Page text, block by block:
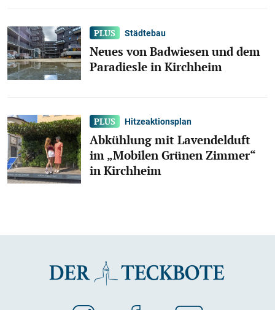
Städtebau
Neues von Badwiesen und dem
Paradiesle in Kirchheim
Hitzeaktionsplan
Abkühlung mit Lavendelduft
im „Mobilen Grünen Zimmer“
in Kirchheim